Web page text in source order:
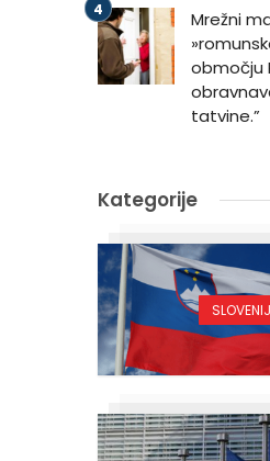
Mrežni
območju
tatvine.”
Kategorije